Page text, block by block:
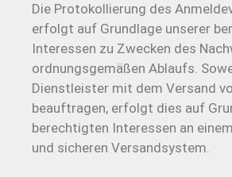
Die Protokollierung des
erfolgt auf Grundlage unserer
Interessen zu Zwecken des
ordnungsgemäßen Ablaufs.
Dienstleister mit dem Versand
beauftragen, erfolgt dies auf
berechtigten Interessen an
und sicheren Versandsystem.